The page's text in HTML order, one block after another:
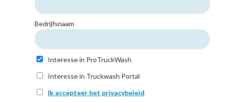
Bedrijfsnaam
Interesse in ProTruckWash
Interesse in Truckwash Portal
Ik accepteer het privacybeleid